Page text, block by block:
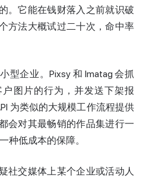
。它能在钱财落入之前就识破
方法大概试过二十次，命中率
型企业。Pixsy 和 Imatag 会抓
图片的行为，并发送下架报
为类似的大规模工作流程提供
会对其最畅销的作品集进行一
种低成本的保障。
社交媒体上某个企业或活动人